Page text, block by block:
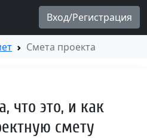
Смета проекта
что это, и как
смету